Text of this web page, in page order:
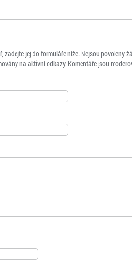
zadejte jej do formuláře níže. Nejsou povoleny
na aktivní odkazy. Komentáře jsou